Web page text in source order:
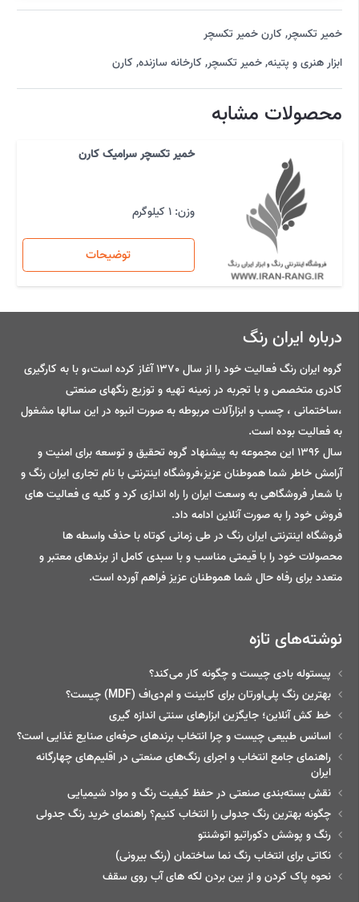
خمیر تکسچر, کارن خمیر تکسچر
ابزار هنری و پتینه,خمیر تکسچر, کارخانه سازنده, کارن
محصولات مشابه
خمیر تکسچر سرامیک کارن
وزن: 1 کیلوگرم
توضیحات
درباره ایران رنگ
گروه ایران رنگ فعالیت خود را از سال 1370 آغاز کرده است،و با به کارگیری
کادری متخصص و با تجربه در زمینه تهیه و توزیع رنگهای صنعتی
،ساختمانی ، چسب و ابزارآلات مربوطه به صورت انبوه در این سالها مشغول
به فعالیت بوده است.
سال 1396 این مجموعه به پیشنهاد گروه تحقیق و توسعه برای امنیت و
آرامش خاطر شما هموطنان عزیز،فروشگاه اینترنتی با نام تجاری ایران رنگ و
با شعار فروشگاهی به وسعت ایران را راه اندازی کرد و کلیه ی فعالیت های
فروش خود را به صورت آنلاین ادامه داد.
فروشگاه اینترنتی ایران رنگ در طی زمانی کوتاه با حذف واسطه ها
محصولات خود را با قیمتی مناسب و با سبدی کامل از برندهای معتبر و
متعدد برای رفاه حال شما هموطنان عزیز فراهم آورده است.
نوشته‌های تازه
پیستوله بادی چیست و چگونه کار می‌کند؟
بهترین رنگ پلی‌اورتان برای کابینت و ام‌دی‌اف (MDF) چیست؟
خط‌ کش آنلاین؛ جایگزین ابزارهای سنتی اندازه گیری
اسانس طبیعی چیست و چرا انتخاب برندهای حرفه‌ای صنایع غذایی است؟
راهنمای جامع انتخاب و اجرای رنگ‌های صنعتی در اقلیم‌های چهارگانه
ایران
نقش بسته‌بندی صنعتی در حفظ کیفیت رنگ و مواد شیمیایی
چگونه بهترین رنگ جدولی را انتخاب کنیم؟ راهنمای خرید رنگ جدولی
رنگ و پوشش دکوراتیو اتوشنتو
نکاتی برای انتخاب رنگ نما ساختمان (رنگ بیرونی)
نحوه پاک کردن و از بین بردن لکه های آب روی سقف